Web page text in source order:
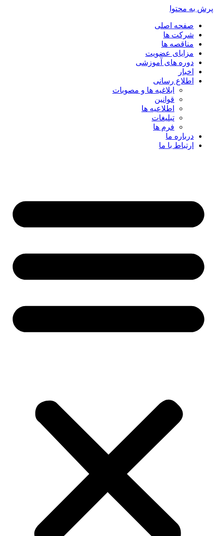
پرش به محتوا
صفحه اصلی
شرکت ها
مناقصه ها
مزایای عضویت
دوره های آموزشی
اخبار
اطلاع رسانی
ابلاغیه ها و مصوبات
قوانین
اطلاعیه ها
تبلیغات
فرم ها
درباره ما
ارتباط با ما